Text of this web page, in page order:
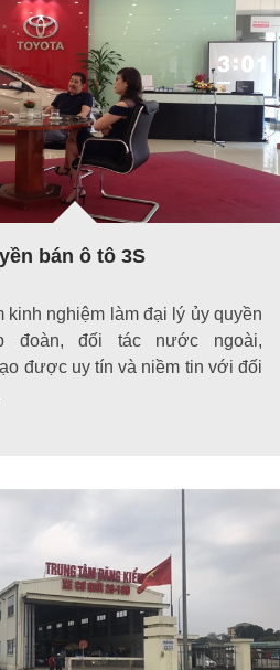
bán ô tô 3S
kinh nghiệm làm đại lý ủy quyền
đoàn, đối tác nước ngoài,
được uy tín và niềm tin với đối